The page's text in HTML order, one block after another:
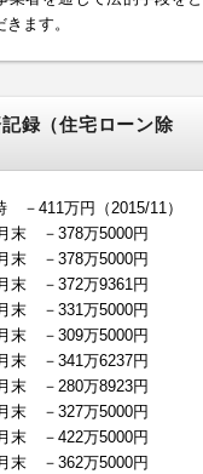
ます。
録（住宅ローン除
－411万円（2015/11）
末 －378万5000円
末 －378万5000円
末 －372万9361円
末 －331万5000円
末 －309万5000円
末 －341万6237円
末 －280万8923円
末 －327万5000円
末 －422万5000円
末 －362万5000円